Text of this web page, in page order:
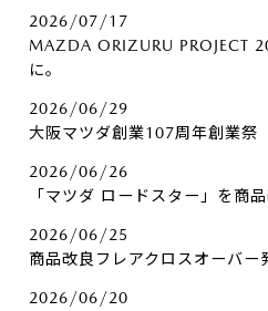
2026/07/17
MAZDA ORIZURU PROJECT
に。
2026/06/29
大阪マツダ創業107周年創業祭
2026/06/26
「マツダ ロードスター」を商
2026/06/25
商品改良フレアクロスオーバー
2026/06/20